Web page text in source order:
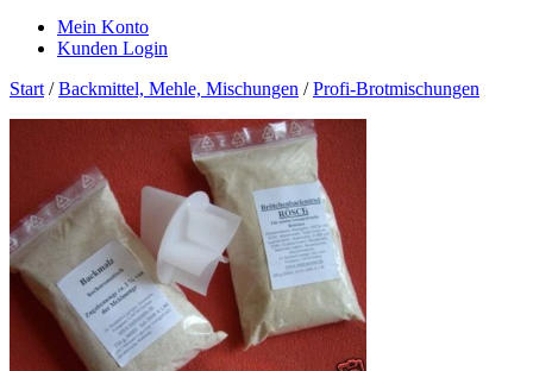
Mein Konto
Kunden Login
Start /Backmittel, Mehle, Mischungen /Profi-Brotmischungen